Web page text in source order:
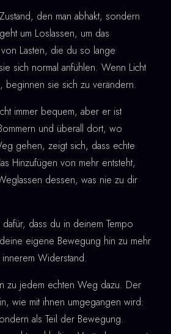
den man abhakt, sondern
um Loslassen, um das
Lasten, die du so lange
sich normal anfühlen. Wenn Licht
beginnen sie sich zu verändern.
immer bequem, aber er ist
und überall dort, wo
gehen, zeigt sich, dass echte
Hinzufügen von mehr entsteht,
dessen, was nie zu dir
dass du in deinem Tempo
eigene Bewegung hin zu mehr
Widerstand.
zu jedem echten Weg dazu. Der
wie mit ihnen umgegangen wird:
als Teil der Bewegung.